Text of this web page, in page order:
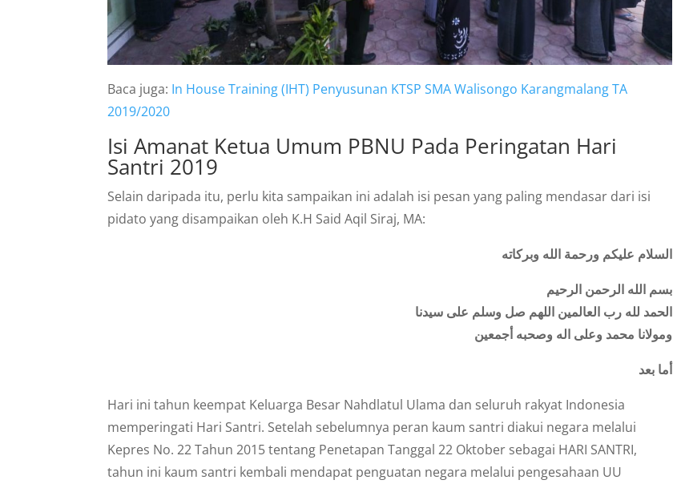
Baca juga: In House Training (IHT) Penyusunan KTSP SMA Walisongo Karangmalang TA
2019/2020
Isi Amanat Ketua Umum PBNU Pada Peringatan Hari
Santri 2019
Selain daripada itu, perlu kita sampaikan ini adalah isi pesan yang paling mendasar dari isi
pidato yang disampaikan oleh K.H Said Aqil Siraj, MA:
السلام عليكم ورحمة الله وبركاته
بسم الله الرحمن الرحيم
الحمد لله رب العالمين اللهم صل وسلم على سيدنا
ومولانا محمد وعلى اله وصحبه أجمعين
أما بعد
Hari ini tahun keempat Keluarga Besar Nahdlatul Ulama dan seluruh rakyat Indonesia
memperingati Hari Santri. Setelah sebelumnya peran kaum santri diakui negara melalui
Kepres No. 22 Tahun 2015 tentang Penetapan Tanggal 22 Oktober sebagai HARI SANTRI,
tahun ini kaum santri kembali mendapat penguatan negara melalui pengesahaan UU